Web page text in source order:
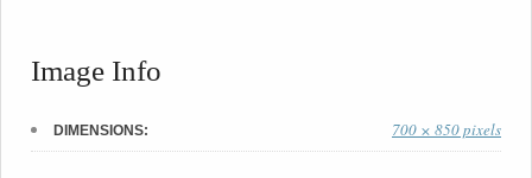
Image Info
DIMENSIONS: 700 × 850 pixels